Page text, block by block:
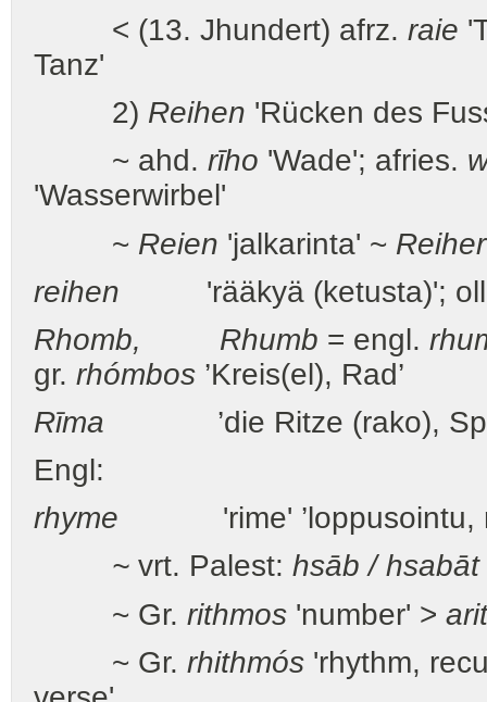
< (13. Jhundert) afrz. raie
Tanz'
2) Reihen 'Rücken des
~ ahd. rīho 'Wade'; afries.
'Wasserwirbel'
~ Reien 'jalkarinta' ~ Reiher
reihen 'rääkyä (ketusta)'; olla
Rhomb, Rhumb = engl.
gr. rhómbos ’Kreis(el), Rad’
Rīma ’die Ritze (rako),
Engl:
rhyme 'rime' ’loppusointu,
~ vrt. Palest: hsāb / hsabāt
~ Gr. rithmos 'number' >
~ Gr. rhithmós 'rhythm,